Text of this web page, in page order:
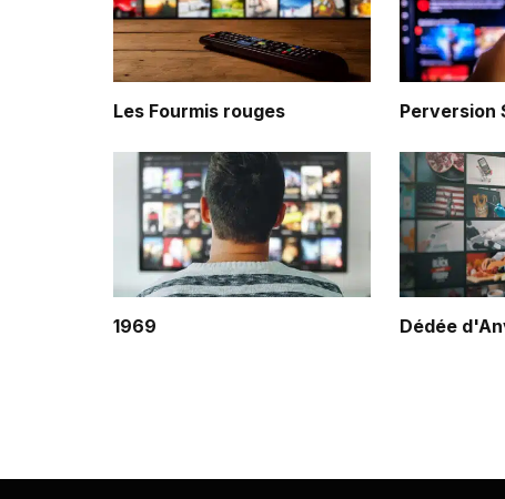
Les Fourmis rouges Perversion
1969 Dédée